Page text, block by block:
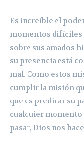
Es increíble el
momentos difíciles
sobre sus amados
su presencia está
mal. Como estos
cumplir la misión
que es predicar su
cualquier momento
pasar, Dios nos